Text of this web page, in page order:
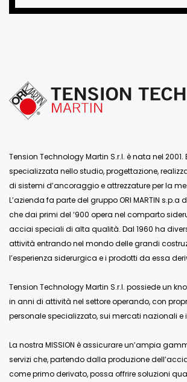
Tension Technology Martin S.r.l. è nata nel 2001.
specializzata nello studio, progettazione,
di sistemi d’ancoraggio e attrezzature per la
L’azienda fa parte del gruppo ORI MARTIN s.p.a
che dai primi del ‘900 opera nel comparto
acciai speciali di alta qualità. Dal 1960 ha
attività entrando nel mondo delle grandi
l’esperienza siderurgica e i prodotti da essa
Tension Technology Martin S.r.l. possiede un
in anni di attività nel settore operando, con
personale specializzato, sui mercati nazionali e
La nostra MISSION è assicurare un’ampia
servizi che, partendo dalla produzione
come primo derivato, possa offrire soluzioni